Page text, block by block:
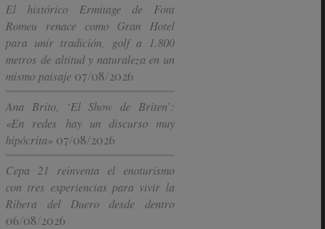
El histórico Ermitage de Font
Romeu renace como Gran Hotel
para unir tradición, golf a 1.800
metros de altitud y naturaleza en un
mismo paisaje 07/08/2026
Ana Brito, ‘El Show de Briten’:
«En redes hay un discurso muy
hipócrita» 07/08/2026
Cepa 21 reinventa el enoturismo
con tres experiencias para vivir la
Ribera del Duero desde dentro
06/08/2026